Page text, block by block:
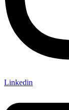
Linkedin